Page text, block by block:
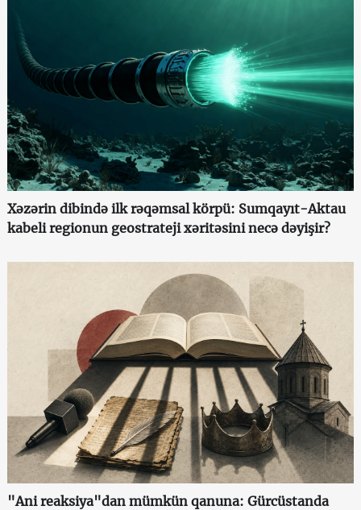
Xəzərin dibində ilk rəqəmsal körpü: Sumqayıt-Aktau
kabeli regionun geostrateji xəritəsini necə dəyişir?
"Ani reaksiya"dan mümkün qanuna: Gürcüstanda